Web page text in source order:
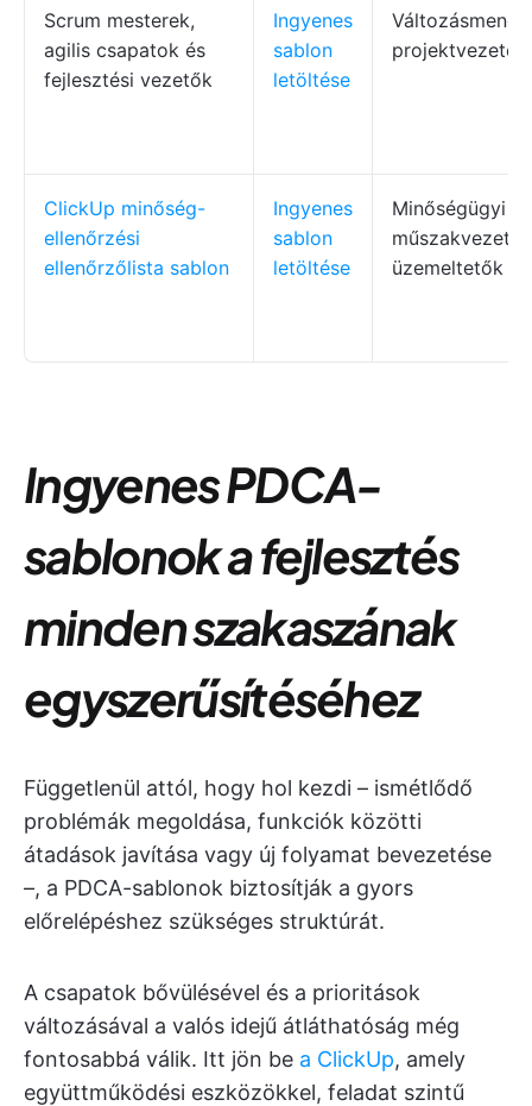
Scrum mesterek,
agilis csapatok és
fejlesztési vezetők
Ingyenes
sablon
letöltése
ClickUp minőség-
ellenőrzési
ellenőrzőlista sablon
Ingyenes
sablon
letöltése
Minőségügyi
üzemeltetők
Ingyenes PDCA-
sablonok a fejlesztés
minden szakaszának
egyszerűsítéséhez
Függetlenül attól, hogy hol kezdi – ismétlődő
problémák megoldása, funkciók közötti
átadások javítása vagy új folyamat bevezetése
–, a PDCA-sablonok biztosítják a gyors
előrelépéshez szükséges struktúrát.
A csapatok bővülésével és a prioritások
változásával a valós idejű átláthatóság még
fontosabbá válik. Itt jön be a ClickUp, amely
együttműködési eszközökkel, feladat szintű